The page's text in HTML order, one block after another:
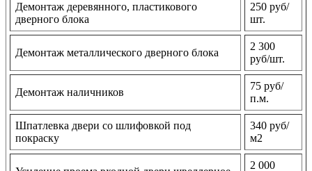
Демонтаж деревянного, пластикового
дверного блока
250 руб/
шт.
Демонтаж металлического дверного блока
2 300
руб/шт.
Демонтаж наличников
75 руб/
п.м.
Шпатлевка двери со шлифовкой под
покраску
340 руб/
м2
2 000